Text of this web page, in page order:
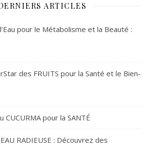
ARTICLES
pour le Métabolisme et la Beauté :
des FRUITS pour la Santé et le Bien-
CUCURMA pour la SANTÉ
RADIEUSE : Découvrez des